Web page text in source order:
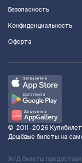
Безопасность
Конфиденциальность
Оферта
© 2011–2026 Купибилет
Дешёвые билеты на
Ж/Д билеты